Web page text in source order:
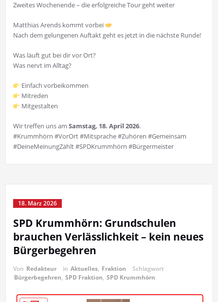
Zweites Wochenende – die erfolgreiche Tour geht weiter
Matthias Arends kommt vorbei
Nach dem gelungenen Auftakt geht es jetzt in die nächste Runde!
Was läuft gut bei dir vor Ort?
Was nervt im Alltag?
Einfach vorbeikommen
Mitreden
Mitgestalten
Wir treffen uns am Samstag, 18. April 2026.
#Krummhörn #VorOrt#Mitsprache#Zuhören #Gemeinsam
#DeineMeinungZählt#SPDKrummhörn #Bürgermeister
18. März 2026
SPD Krummhörn: Grundschulen
brauchen Verlässlichkeit – kein neues
Bürgerbegehren
Von Redakteur in Aktuelles, Fraktion
Schlagwort
Bürgerbegehren, SPD Fraktion, SPD Krummhörn